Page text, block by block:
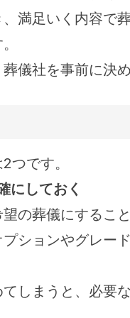
満足いく内容で
儀社を事前に決
つです。
にしておく
の葬儀にするこ
ションやグレー
しまうと、必要